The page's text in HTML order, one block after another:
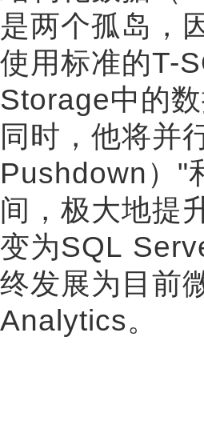
是两个孤岛，
使用标准的T-
Storage中的
同时，他将并
Pushdown）"
间，极大地提
变为SQL
终发展为目前
Analytics。